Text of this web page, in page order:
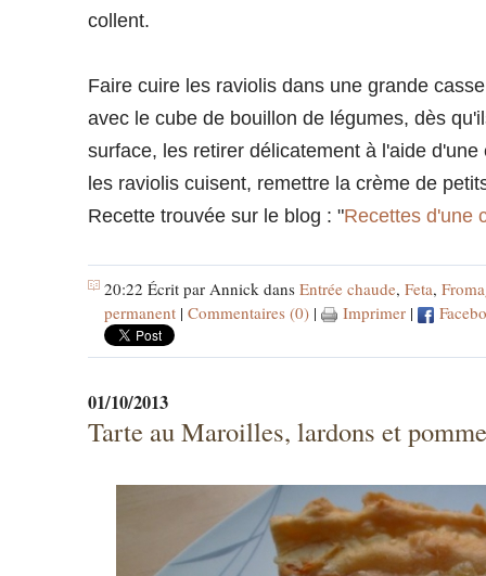
collent.
Faire cuire les raviolis dans une grande
avec le cube de bouillon de légumes, dès
surface, les retirer délicatement à l'aide
les raviolis cuisent, remettre la crème de
Recette trouvée sur le blog : "Recettes d'une
20:22 Écrit par Annick dans Entrée chaude, Feta,
permanent | Commentaires (0) | Imprimer |
01/10/2013
Tarte au Maroilles, lardons et pomme